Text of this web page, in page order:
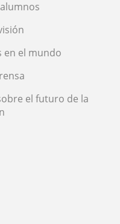
en el mundo
el futuro de la